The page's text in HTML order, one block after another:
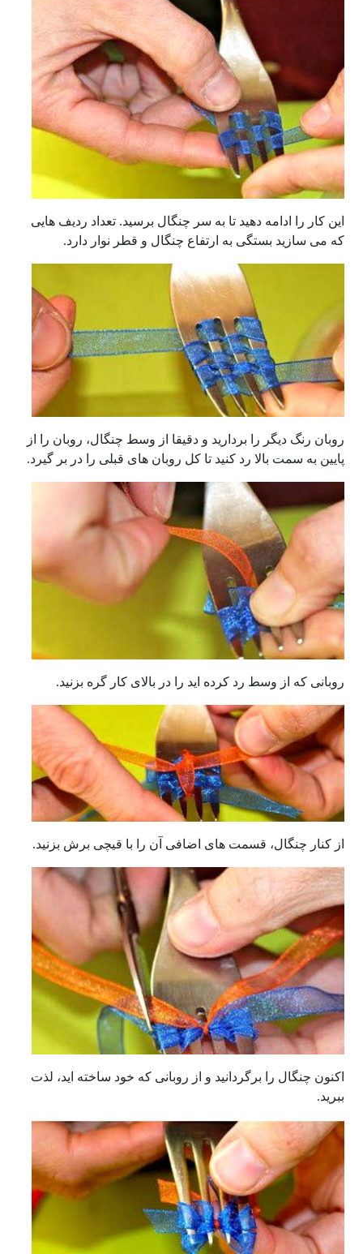
این کار را ادامه دهید تا به سر چنگال برسید. تعداد ردیف هایی
که می سازید بستگی به ارتفاع چنگال و قطر نوار دارد.
روبان رنگ دیگر را بردارید و دقیقا از وسط چنگال، روبان را از
پایین به سمت بالا رد کنید تا کل روبان های قبلی را در بر گیرد.
روبانی که از وسط رد کرده اید را در بالای کار گره بزنید.
از کنار چنگال، قسمت های اضافی آن را با قیچی برش بزنید.
اکنون چنگال را برگردانید و از روبانی که خود ساخته اید، لذت
ببرید.